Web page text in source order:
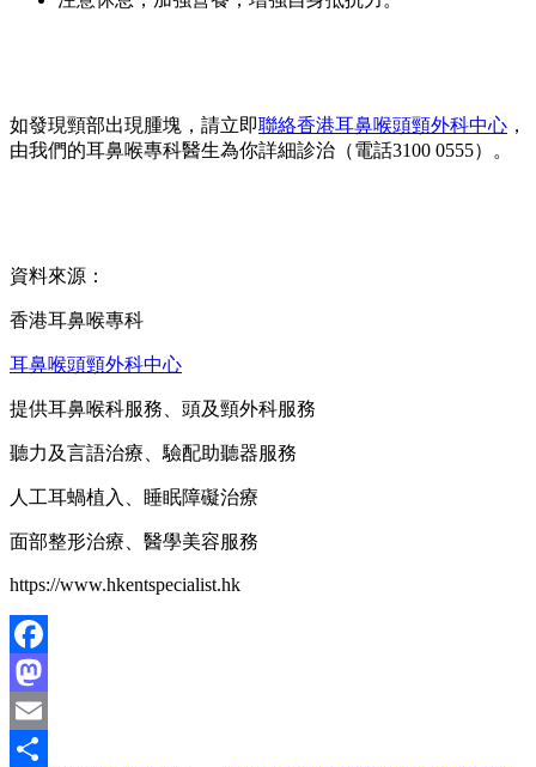
如發現頸部出現腫塊，請立即聯絡香港耳鼻喉頭頸外科中心 ，
由我們的耳鼻喉專科醫生為你詳細診治（電話3100 0555）。
資料來源：
香港耳鼻喉專科
耳鼻喉頭頸外科中心
提供耳鼻喉科服務、頭及頸外科服務
聽力及言語治療、驗配助聽器服務
人工耳蝸植入、睡眠障礙治療
面部整形治療、醫學美容服務
https://www.hkentspecialist.hk
Facebook
Mastodon
Email